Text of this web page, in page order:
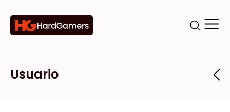
Categorías
Marcas
Tiendas
Usuario